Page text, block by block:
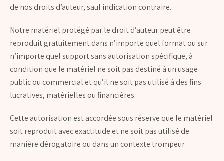
de nos droits d’auteur, sauf indication contraire.
Notre matériel protégé par le droit d’auteur peut être
reproduit gratuitement dans n’importe quel format ou sur
n’importe quel support sans autorisation spécifique, à
condition que le matériel ne soit pas destiné à un usage
public ou commercial et qu’il ne soit pas utilisé à des fins
lucratives, matérielles ou financières.
Cette autorisation est accordée sous réserve que le matériel
soit reproduit avec exactitude et ne soit pas utilisé de
manière dérogatoire ou dans un contexte trompeur.